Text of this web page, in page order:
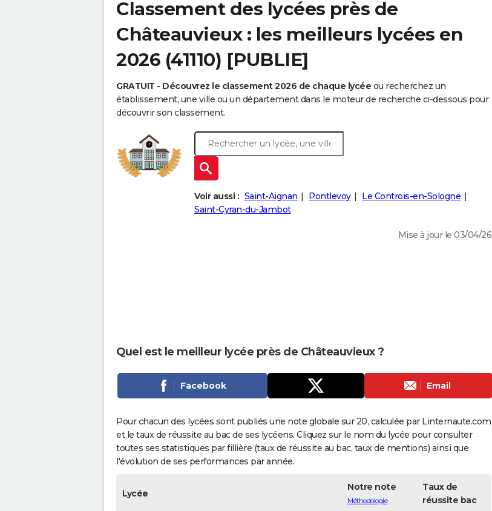
Classement des lycées près de
Châteauvieux : les meilleurs lycées en
2026 (41110) [PUBLIE]
GRATUIT - Découvrez le classement 2026 de chaque lycée ou recherchez un
établissement, une ville ou un département dans le moteur de recherche ci-dessous pour
découvrir son classement.
Voir aussi : Saint-Aignan Pontlevoy
Le Controis-en-Sologne
Saint-Cyran-du-Jambot
Mise à jour le 03/04/26
Quel est le meilleur lycée près de Châteauvieux ?
Facebook Email
Pour chacun des lycées sont publiés une note globale sur 20, calculée par Linternaute.com
et le taux de réussite au bac de ses lycéens. Cliquez sur le nom du lycée pour consulter
toutes ses statistiques par fillière (taux de réussite au bac, taux de mentions) ainsi que
l'évolution de ses performances par année.
Lycée
Notre note
Méthodologie
Taux de
réussite bac